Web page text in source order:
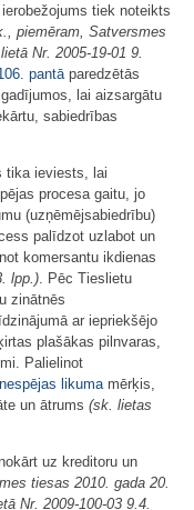
tiek noteikts
piemēram, Satversmes
Nr. 2005-19-01 9.
pantāparedzētās
lai aizsargātu
sabiedrības
tika ieviests, lai
procesa gaitu, jo
(uzņēmējsabiedrību)
palīdzot uzlabot un
komersantu ikdienas
lpp.). Pēc Tieslietu
zinātnēs
ar iepriekšējo
plašākas pilnvaras,
Palielinot
likumamērķis,
un ātrums (sk. lietas
uz kreditoru un
tiesas 2010. gada 20.
Nr. 2009-100-03 9.4.